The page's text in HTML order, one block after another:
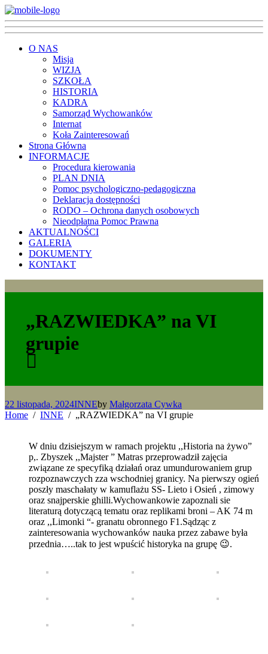
O NAS
Misja
WIZJA
SZKOŁA
HISTORIA
KADRA
Samorząd Wychowanków
Internat
Koła Zainteresowań
Strona Główna
INFORMACJE
Procedura kierowania
PLAN DNIA
Pomoc psychologiczno-pedagogiczna
Deklaracja dostępności
RODO – Ochrona danych osobowych
Nieodpłatna Pomoc Prawna
AKTUALNOŚCI
GALERIA
DOKUMENTY
KONTAKT
„RAZWIEDKA” na VI
grupie
22 listopada, 2024INNEby Małgorzata Cywka
Home
INNE „RAZWIEDKA” na VI grupie
W dniu dzisiejszym w ramach projektu ,,Historia na żywo”
p,. Zbyszek ,,Majster ” Matras przeprowadził zajęcia
związane ze specyfiką działań oraz umundurowaniem grup
rozpoznawczych zza wschodniej granicy. Na pierwszy ogień
poszły maschałaty w kamuflażu SS- Lieto i Osień , zimowy
oraz snajperskie ghilli.Wychowankowie zapoznali sie
literaturą dotyczącą tematu oraz replikami broni – AK 74 m
oraz ,,Limonki “- granatu obronnego F1.Sądząc z
zainteresowania wychowanków nauka przez zabawe była
przednia…..tak to jest wpuścić historyka na grupę 😉.